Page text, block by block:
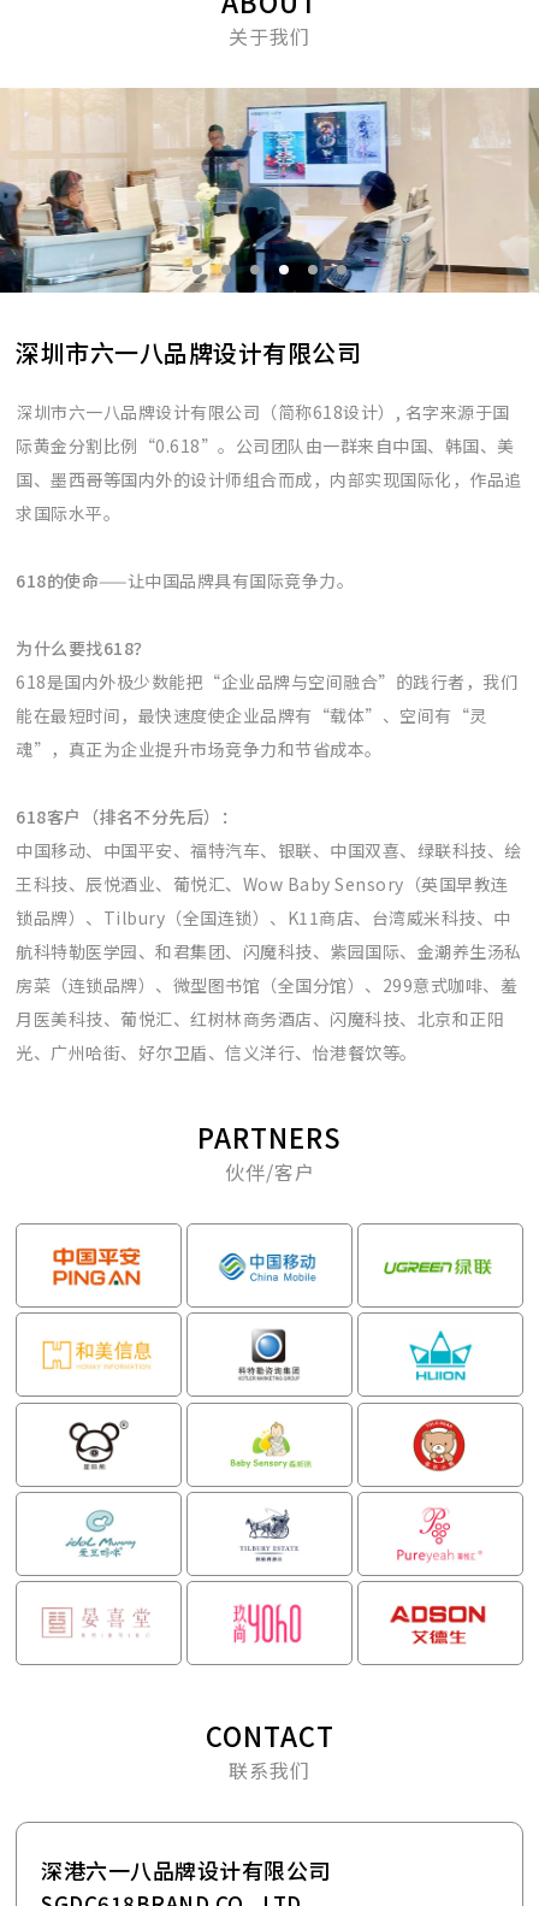
关于我们
深圳市六一八品牌设计有限公司
深圳市六一八品牌设计有限公司（简称618设计）, 名字来源于国
际黄金分割比例“0.618”。公司团队由一群来自中国、韩国、美
国、墨西哥等国内外的设计师组合而成，内部实现国际化，作品追
求国际水平。
618的使命——让中国品牌具有国际竞争力。
为什么要找618？
618是国内外极少数能把“企业品牌与空间融合”的践行者，我们
能在最短时间，最快速度使企业品牌有“载体”、空间有“灵
魂”，真正为企业提升市场竞争力和节省成本。
618客户（排名不分先后）：
中国移动、中国平安、福特汽车、银联、中国双喜、绿联科技、绘
王科技、辰悦酒业、葡悦汇、Wow Baby Sensory（英国早教连
锁品牌）、Tilbury（全国连锁）、K11商店、台湾威米科技、中
航科特勒医学园、和君集团、闪魔科技、紫园国际、金潮养生汤私
房菜（连锁品牌）、微型图书馆（全国分馆）、299意式咖啡、羞
月医美科技、葡悦汇、红树林商务酒店、闪魔科技、北京和正阳
光、广州哈街、好尔卫盾、信义洋行、怡港餐饮等。
PARTNERS
伙伴/客户
CONTACT
联系我们
深港六一八品牌设计有限公司